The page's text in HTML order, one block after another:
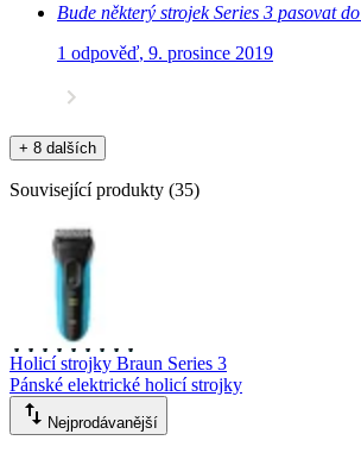
Bude některý strojek Series 3 pasovat
1 odpověď, 9. prosince 2019
+ 8 dalších
Související produkty (35)
Holicí strojky Braun Series 3
Pánské elektrické holicí strojky
Nejprodávanější